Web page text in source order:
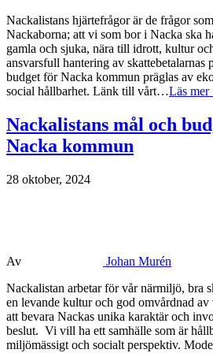
Nackalistans hjärtefrågor är de frågor
Nackaborna; att vi som bor i Nacka ska
gamla och sjuka, nära till idrott, kultur
ansvarsfull hantering av
budget för Nacka kommun präglas av
social hållbarhet. Länk till vårt…Läs
Nackalistans mål och
Nacka kommun
28 oktober, 2024
Av
Johan Murén
Nackalistan arbetar för vår närmiljö, bra
en levande kultur och god omvårdnad
att bevara Nackas unika karaktär och
beslut. Vi vill ha ett samhälle som är
miljömässigt och socialt perspektiv.